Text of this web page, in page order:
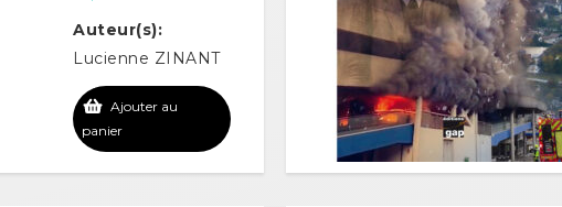
Auteur(s):
Lucienne ZINANT
Ajouter au
panier